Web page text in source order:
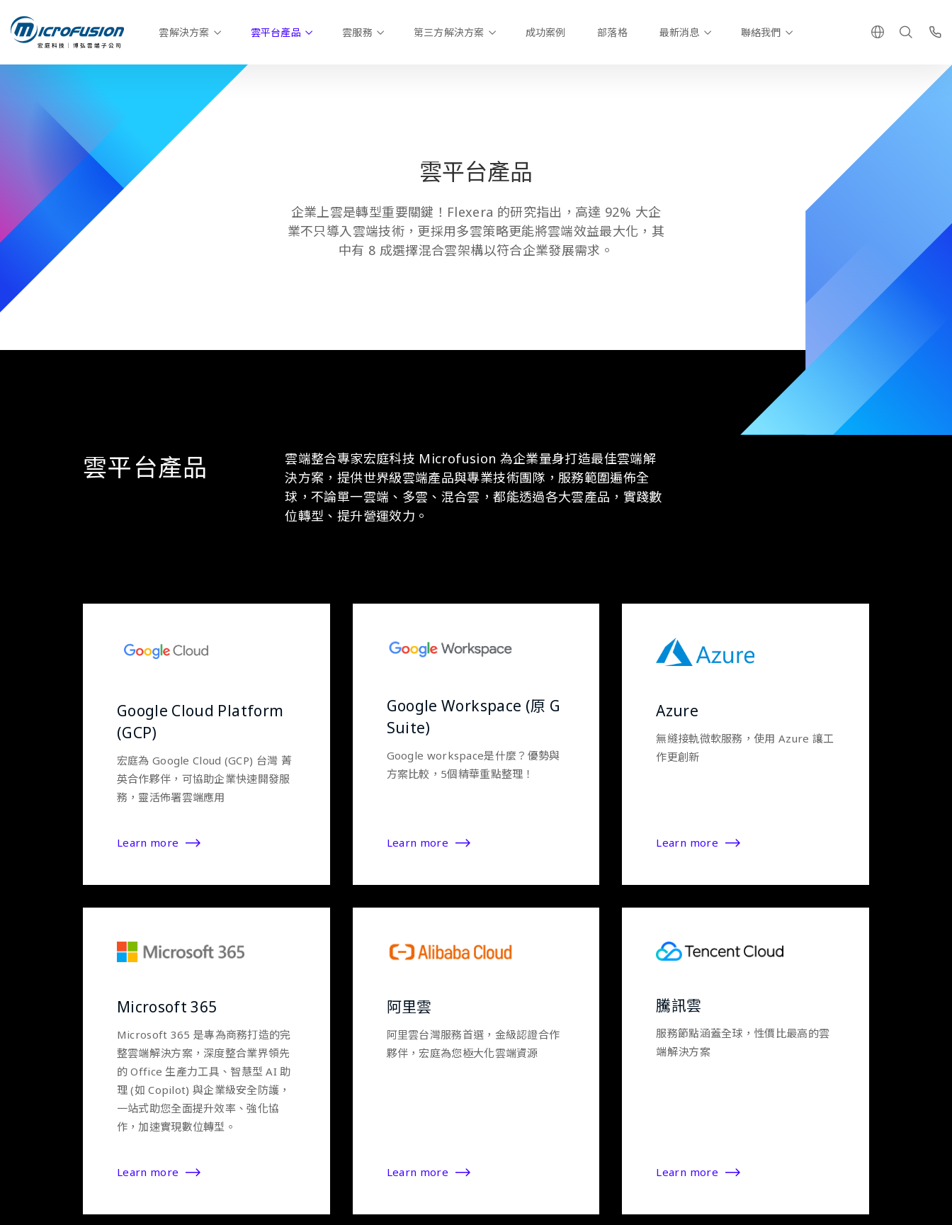
雲解決方案 雲平台產品 雲服務 第三方解決方案 成功案例 部落格 最新消息 聯絡我們
雲平台產品
企業上雲是轉型重要關鍵！Flexera 的研究指出，高達 92% 大企
業不只導入雲端技術，更採用多雲策略更能將雲端效益最大化，其
中有 8 成選擇混合雲架構以符合企業發展需求。
雲平台產品
雲端整合專家宏庭科技 Microfusion 為企業量身打造最佳雲端解
決方案，提供世界級雲端產品與專業技術團隊，服務範圍遍佈全
球，不論單一雲端、多雲、混合雲，都能透過各大雲產品，實踐數
位轉型、提升營運效力。
Google Cloud Platform
(GCP)
宏庭為 Google Cloud (GCP) 台灣 菁
英合作夥伴，可協助企業快速開發服
務，靈活佈署雲端應用
Learn more
Google Workspace (原 G
Suite)
Google workspace是什麼？優勢與
方案比較，5個精華重點整理！
Learn more
Azure
無縫接軌微軟服務，使用 Azure 讓工
作更創新
Learn more
Microsoft 365
Microsoft 365 是專為商務打造的完
整雲端解決方案，深度整合業界領先
的 Office 生產力工具、智慧型 AI 助
理 (如 Copilot) 與企業級安全防護，
一站式助您全面提升效率、強化協
作，加速實現數位轉型。
Learn more
阿里雲
阿里雲台灣服務首選，金級認證合作
夥伴，宏庭為您極大化雲端資源
Learn more
騰訊雲
服務節點涵蓋全球，性價比最高的雲
端解決方案
Learn more